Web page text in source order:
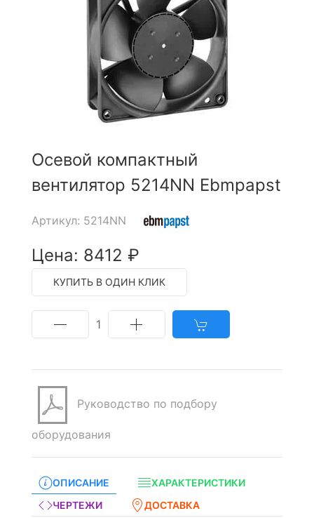
Осевой компактный
вентилятор 5214NN Ebmpapst
Артикул: 5214NN
Цена: 8412 ₽
КУПИТЬ В ОДИН КЛИК
1
Руководство по подбору
оборудования
ОПИСАНИЕ
ХАРАКТЕРИСТИКИ
ЧЕРТЕЖИ
ДОСТАВКА